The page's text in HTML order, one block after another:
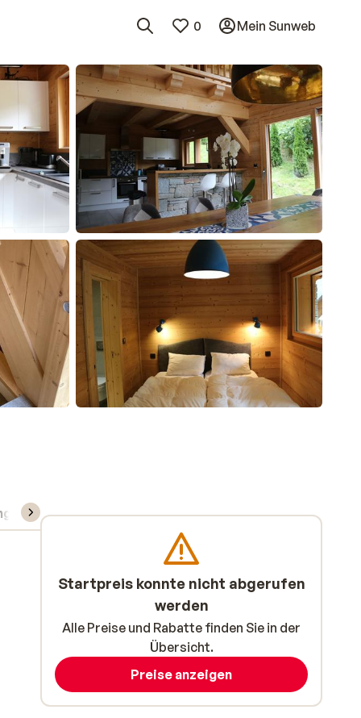
0 Mein Sunweb
Skipass/Kurse/Material
Startpreis konnte nicht abgerufen
werden
Alle Preise und Rabatte finden Sie in der
Übersicht.
Preise anzeigen